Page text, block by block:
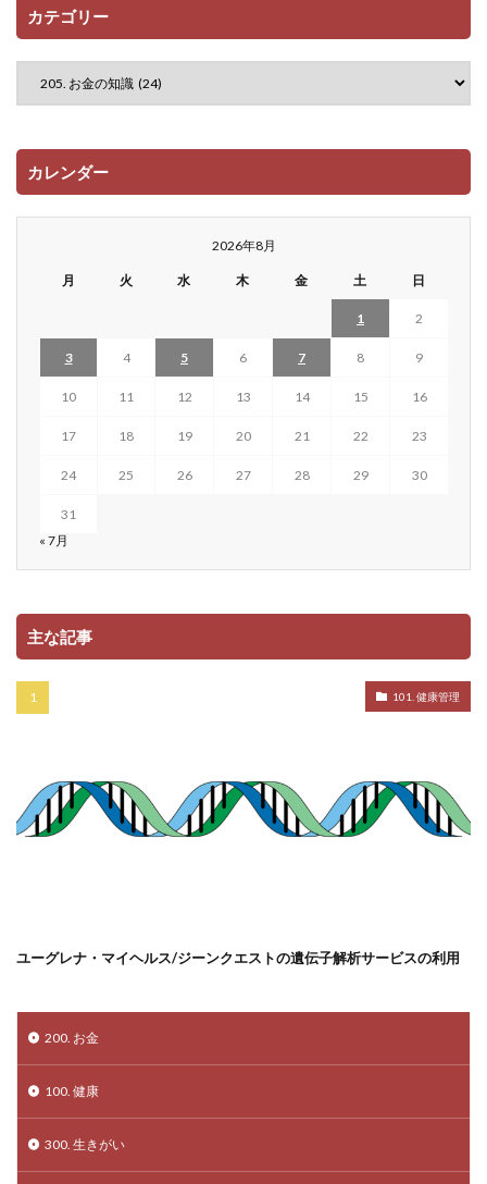
カテゴリー
カレンダー
2026年8月
月 火 水 木 金 土 日
1 2
3 4 5 6 7 8 9
10 11 12 13 14 15 16
17 18 19 20 21 22 23
24 25 26 27 28 29 30
31
« 7月
主な記事
101. 健康管理
ユーグレナ・マイヘルス/ジーンクエストの遺伝子解析サービスの利用
200. お金
100. 健康
300. 生きがい